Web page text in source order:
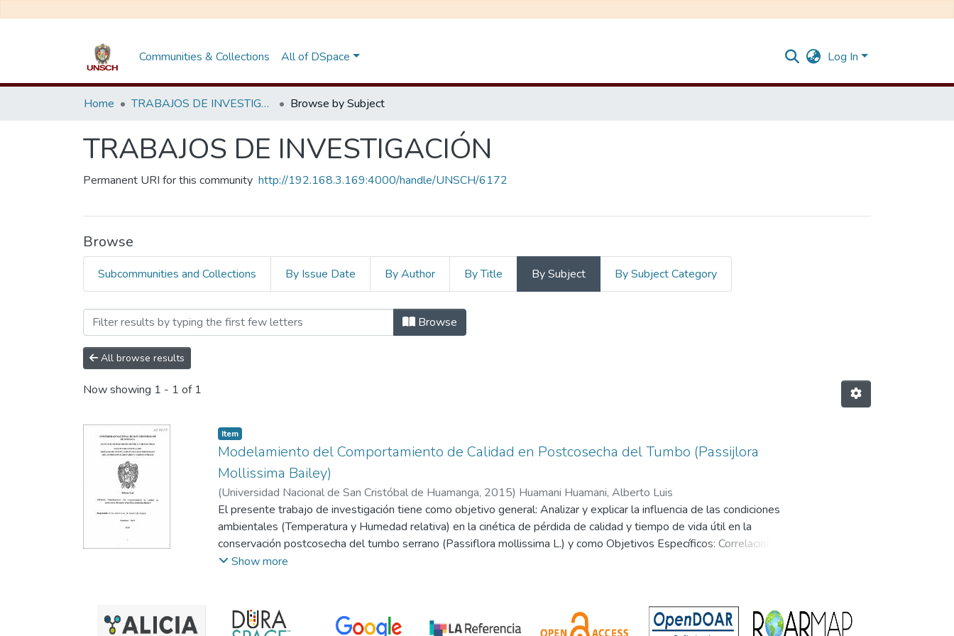
Communities & Collections All of DSpace Log In
Home TRABAJOS DE INVESTIGACIÓN Browse by Subject
TRABAJOS DE INVESTIGACIÓN
Permanent URI for this community http://192.168.3.169:4000/handle/UNSCH/6172
Browse
Subcommunities and Collections By Issue Date By Author By Title By Subject By Subject Category
Browsing TRABAJOS DE INVESTIGACIÓN by Subject "Calidad"
Browse
All browse results
Now showing 1 - 1 of 1
Item
Modelamiento del Comportamiento de Calidad en Postcosecha del Tumbo (Passijlora
Mollissima Bailey)
(Universidad Nacional de San Cristóbal de Huamanga, 2015) Huamani Huamani, Alberto Luis
El presente trabajo de investigación tiene como objetivo general: Analizar y explicar la influencia de las condiciones
ambientales (Temperatura y Humedad relativa) en la cinética de pérdida de calidad y tiempo de vida útil en la
conservación postcosecha del tumbo serrano (Passiflora mollissima L.) y como Objetivos Específicos: Correlacionar la
influencia de las condiciones ambientales (Temperatura y Humedád relativa) eri la cinética de pérdida de calidad
(Passiflora mollissima L.).
Show more